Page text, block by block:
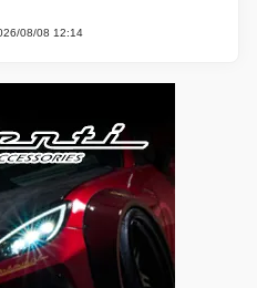
08/08 12:14